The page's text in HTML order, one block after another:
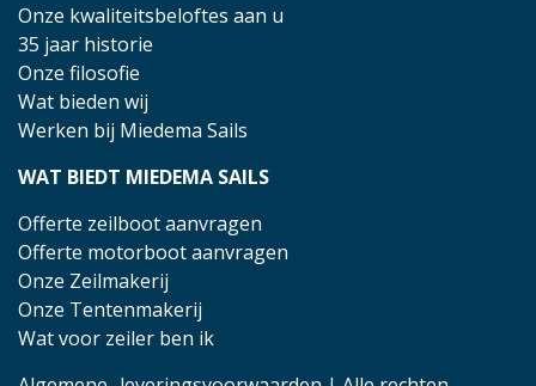
Onze kwaliteitsbeloftes aan u
35 jaar historie
Onze filosofie
Wat bieden wij
Werken bij Miedema Sails
WAT BIEDT MIEDEMA SAILS
Offerte zeilboot aanvragen
Offerte motorboot aanvragen
Onze Zeilmakerij
Onze Tentenmakerij
Wat voor zeiler ben ik